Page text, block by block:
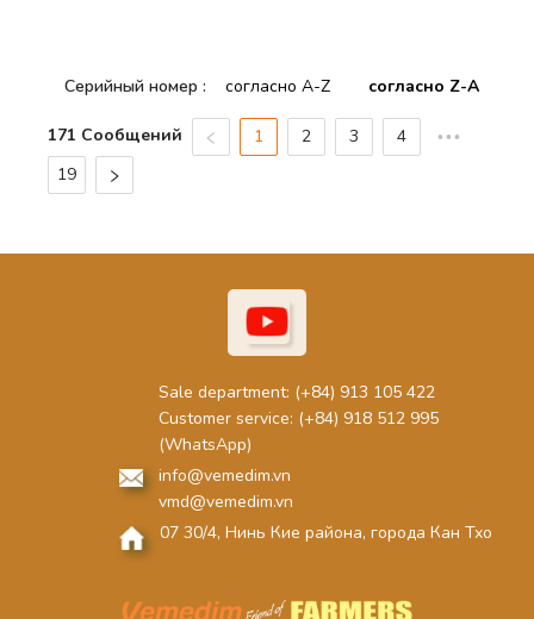
Серийный номер : согласно A-Z согласно Z-A
171 Сообщений 1 2 3 4 •••
19
Sale department: (+84) 913 105 422
Customer service: (+84) 918 512 995
(WhatsApp)
info@vemedim.vn
vmd@vemedim.vn
07 30/4, Нинь Кие района, города Кан Тхо